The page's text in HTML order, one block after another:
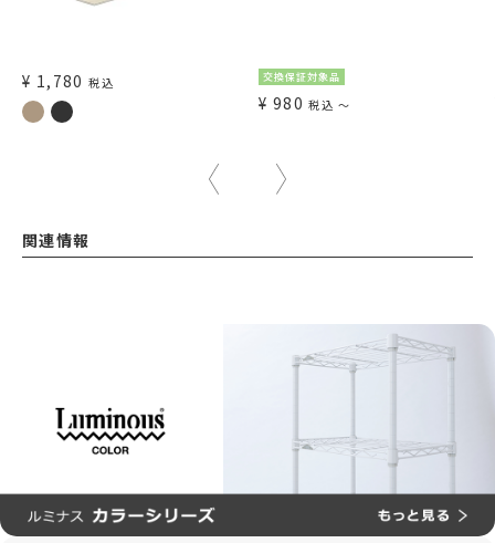
¥ 1,780 税込 交換保証対象品
¥ 980 税込 〜
関連情報